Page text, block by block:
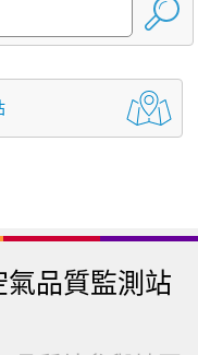
品質監測站